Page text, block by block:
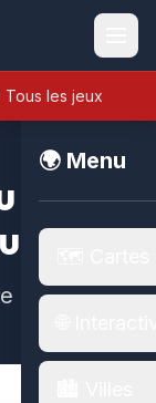
Tous les jeux
🌍 Menu
pendu !